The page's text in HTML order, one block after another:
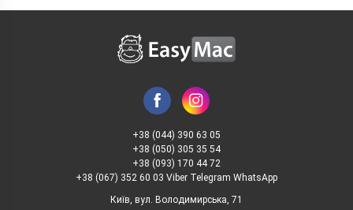
+38 (044) 390 63 05
+38 (050) 305 35 54
+38 (093) 170 44 72
+38 (067) 352 60 03 Viber Telegram WhatsApp
Київ, вул. Володимирська, 71